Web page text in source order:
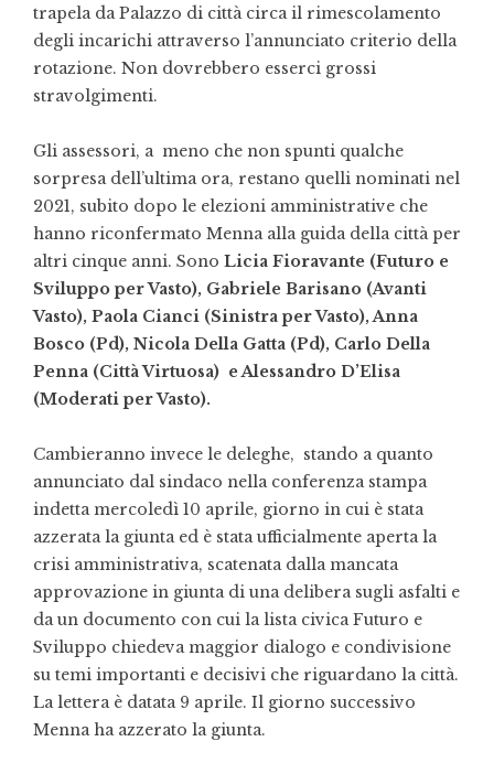
trapela da Palazzo di città circa il rimescolamento
degli incarichi attraverso l’annunciato criterio della
rotazione. Non dovrebbero esserci grossi
stravolgimenti.
Gli assessori, a meno che non spunti qualche
sorpresa dell’ultima ora, restano quelli nominati nel
2021, subito dopo le elezioni amministrative che
hanno riconfermato Menna alla guida della città per
altri cinque anni. Sono Licia Fioravante (Futuro e
Sviluppo per Vasto), Gabriele Barisano (Avanti
Vasto), Paola Cianci (Sinistra per Vasto), Anna
Bosco (Pd), Nicola Della Gatta (Pd), Carlo Della
Penna (Città Virtuosa) e Alessandro D’Elisa
(Moderati per Vasto).
Cambieranno invece le deleghe, stando a quanto
annunciato dal sindaco nella conferenza stampa
indetta mercoledì 10 aprile, giorno in cui è stata
azzerata la giunta ed è stata ufficialmente aperta la
crisi amministrativa, scatenata dalla mancata
approvazione in giunta di una delibera sugli asfalti e
da un documento con cui la lista civica Futuro e
Sviluppo chiedevamaggior dialogo e condivisione
su temi importanti e decisivi che riguardano la città.
La lettera è datata 9 aprile. Il giorno successivo
Menna ha azzerato la giunta.